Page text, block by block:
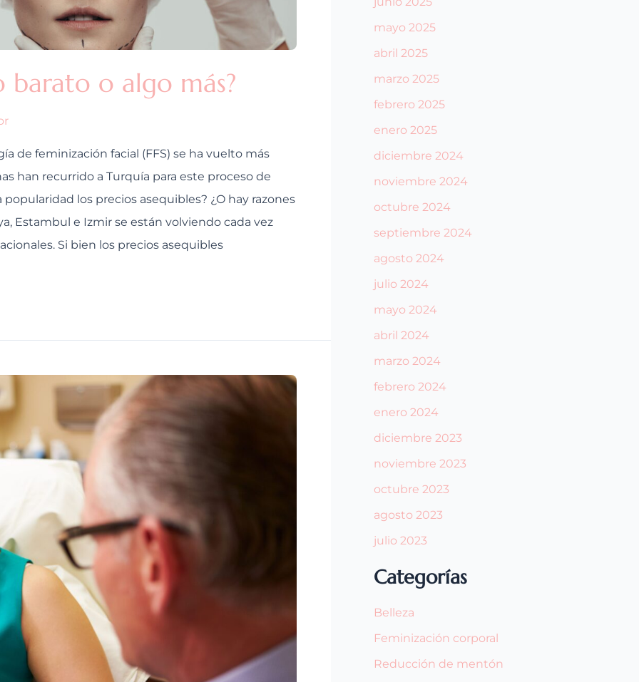
barato o algo más?
de feminización facial (FFS) se ha vuelto más
han recurrido a Turquía para este proceso de
los precios asequibles? ¿O hay razones
Estambul e Izmir se están volviendo cada vez
Si bien los precios asequibles
mayo 2025
abril 2025
marzo 2025
febrero 2025
enero 2025
diciembre 2024
noviembre 2024
octubre 2024
septiembre 2024
agosto 2024
julio 2024
mayo 2024
abril 2024
marzo 2024
febrero 2024
enero 2024
diciembre 2023
noviembre 2023
octubre 2023
agosto 2023
julio 2023
Categorías
Belleza
Feminización corporal
Reducción de mentón